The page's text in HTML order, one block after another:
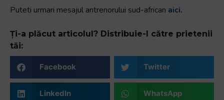
content.
Puteti urmari mesajul antrenorului sud-african aici.
Ți-a plăcut articolul? Distribuie-l către prietenii
tăi:
Facebook Twitter
LinkedIn WhatsApp